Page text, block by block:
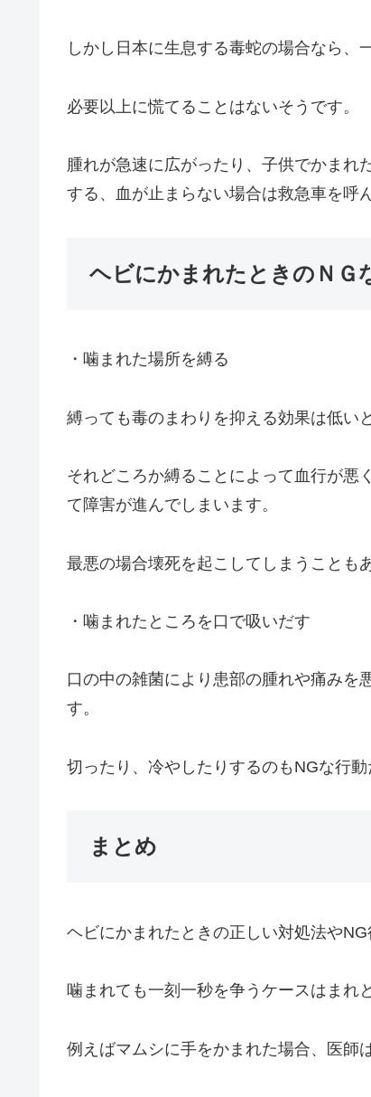
しかし日本に生息する毒蛇の場合なら、
必要以上に慌てることはないそうです。
腫れが急速に広がったり、子供でかまれ
する、血が止まらない場合は救急車を呼
ヘビにかまれたときのＮＧ
・噛まれた場所を縛る
縛っても毒のまわりを抑える効果は低い
それどころか縛ることによって血行が悪
て障害が進んでしまいます。
最悪の場合壊死を起こしてしまうことも
・噛まれたところを口で吸いだす
口の中の雑菌により患部の腫れや痛みを
す。
切ったり、冷やしたりするのもNGな行動
まとめ
ヘビにかまれたときの正しい対処法やNG
噛まれても一刻一秒を争うケースはまれ
例えばマムシに手をかまれた場合、医師